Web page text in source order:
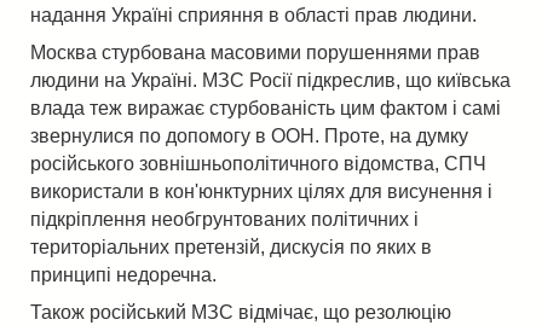
надання Україні сприяння в області прав людини.
Москва стурбована масовими порушеннями прав
людини на Україні. МЗС Росії підкреслив, що київська
влада теж виражає стурбованість цим фактом і самі
звернулися по допомогу в ООН. Проте, на думку
російського зовнішньополітичного відомства, СПЧ
використали в кон'юнктурних цілях для висунення і
підкріплення необгрунтованих політичних і
територіальних претензій, дискусія по яких в
принципі недоречна.
Також російський МЗС відмічає, що резолюцію